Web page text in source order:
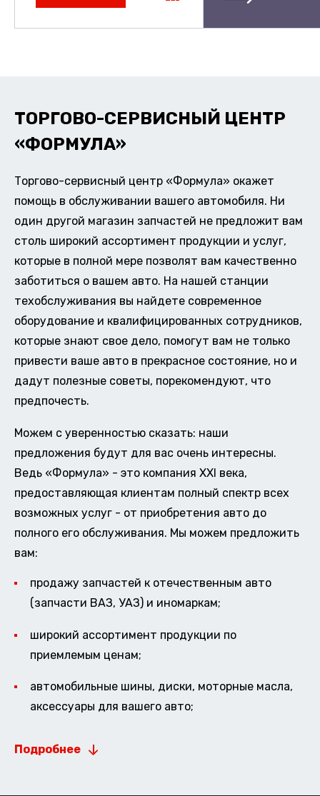
ТОРГОВО-СЕРВИСНЫЙ ЦЕНТР
«ФОРМУЛА»
Торгово-сервисный центр «Формула» окажет
помощь в обслуживании вашего автомобиля. Ни
один другой магазин запчастей не предложит вам
столь широкий ассортимент продукции и услуг,
которые в полной мере позволят вам качественно
заботиться о вашем авто. На нашей станции
техобслуживания вы найдете современное
оборудование и квалифицированных сотрудников,
которые знают свое дело, помогут вам не только
привести ваше авто в прекрасное состояние, но и
дадут полезные советы, порекомендуют, что
предпочесть.
Можем с уверенностью сказать: наши
предложения будут для вас очень интересны.
Ведь «Формула» - это компания XXI века,
предоставляющая клиентам полный спектр всех
возможных услуг - от приобретения авто до
полного его обслуживания. Мы можем предложить
вам:
продажу запчастей к отечественным авто
(запчасти ВАЗ, УАЗ) и иномаркам;
широкий ассортимент продукции по
приемлемым ценам;
автомобильные шины, диски, моторные масла,
аксессуары для вашего авто;
Подробнее